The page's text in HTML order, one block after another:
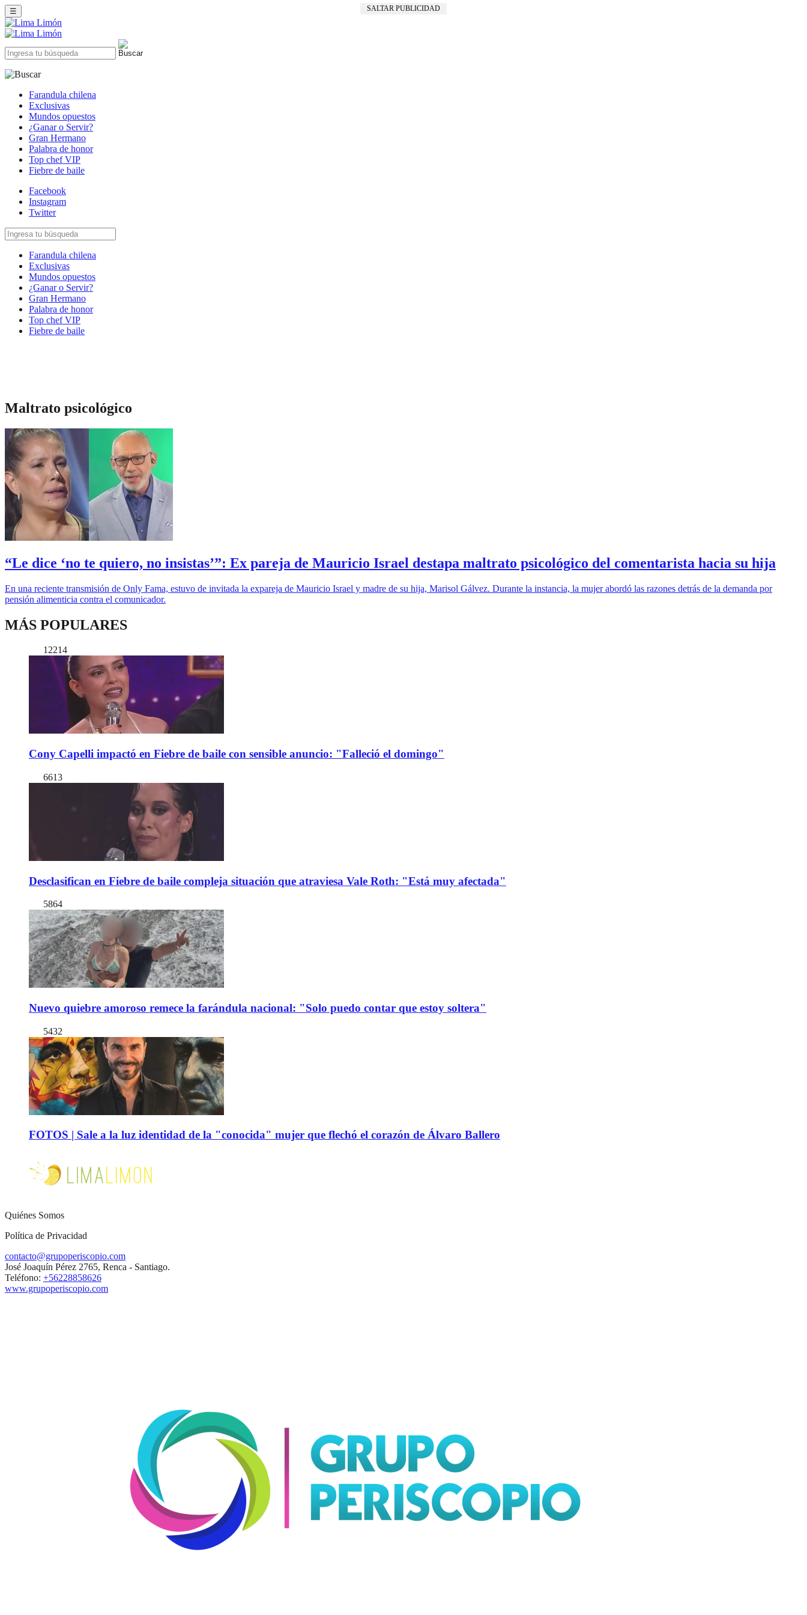
SALTAR PUBLICIDAD
☰
Farandula chilena
Exclusivas
Mundos opuestos
¿Ganar o Servir?
Gran Hermano
Palabra de honor
Top chef VIP
Fiebre de baile
Facebook
Instagram
Twitter
Farandula chilena
Exclusivas
Mundos opuestos
¿Ganar o Servir?
Gran Hermano
Palabra de honor
Top chef VIP
Fiebre de baile
Maltrato psicológico
“Le dice ‘no te quiero, no insistas’”: Ex pareja de Mauricio Israel destapa maltrato psicológico del comentarista hacia su hija
En una reciente transmisión de Only Fama, estuvo de invitada la expareja de Mauricio Israel y madre de su hija, Marisol Gálvez. Durante la instancia, la mujer abordó las razones detrás de la demanda por
pensión alimenticia contra el comunicador.
MÁS POPULARES
12214
Cony Capelli impactó en Fiebre de baile con sensible anuncio: "Falleció el domingo"
6613
Desclasifican en Fiebre de baile compleja situación que atraviesa Vale Roth: "Está muy afectada"
5864
Nuevo quiebre amoroso remece la farándula nacional: "Solo puedo contar que estoy soltera"
5432
FOTOS | Sale a la luz identidad de la "conocida" mujer que flechó el corazón de Álvaro Ballero
Quiénes Somos
Política de Privacidad
contacto@grupoperiscopio.com
José Joaquín Pérez 2765, Renca - Santiago.
Teléfono: +56228858626
www.grupoperiscopio.com